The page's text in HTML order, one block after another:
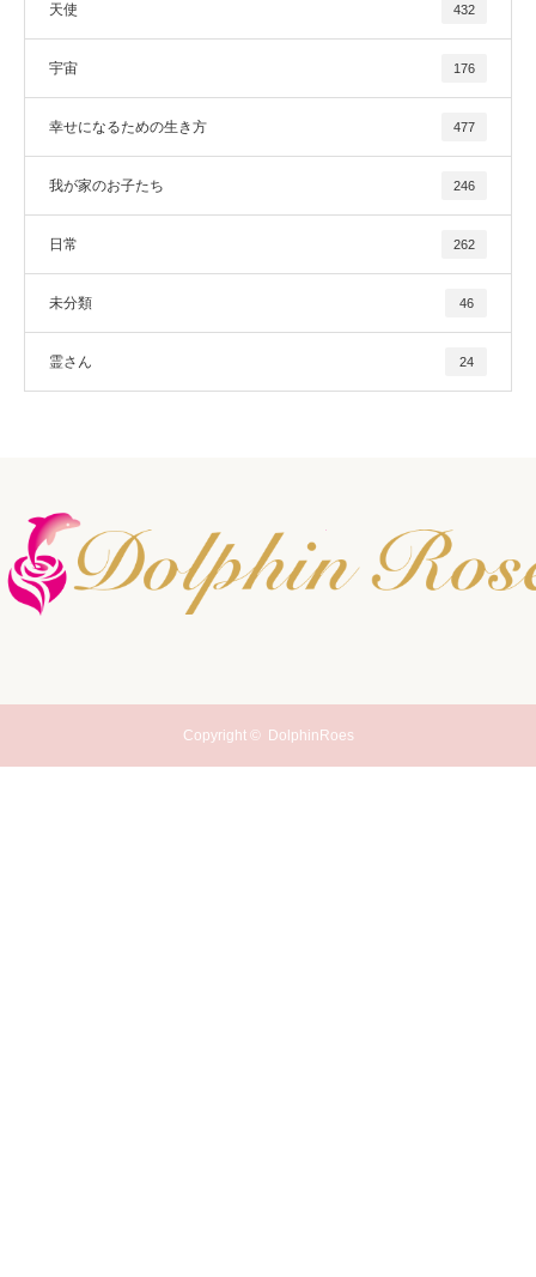
天使 432
宇宙 176
幸せになるための生き方 477
我が家のお子たち 246
日常 262
未分類 46
霊さん 24
Copyright © DolphinRoes